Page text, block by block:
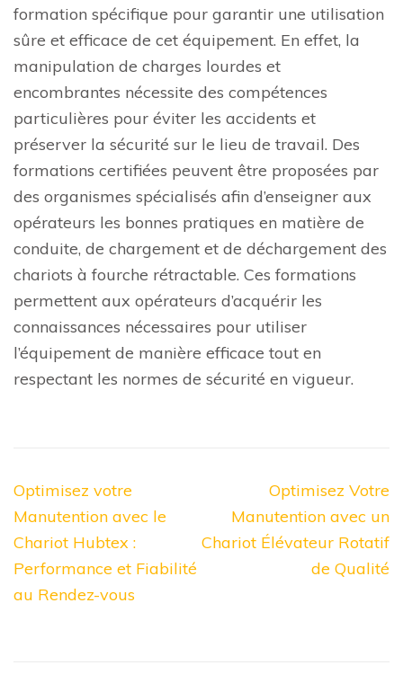
formation spécifique pour garantir une utilisation
sûre et efficace de cet équipement. En effet, la
manipulation de charges lourdes et
encombrantes nécessite des compétences
particulières pour éviter les accidents et
préserver la sécurité sur le lieu de travail. Des
formations certifiées peuvent être proposées par
des organismes spécialisés afin d’enseigner aux
opérateurs les bonnes pratiques en matière de
conduite, de chargement et de déchargement des
chariots à fourche rétractable. Ces formations
permettent aux opérateurs d’acquérir les
connaissances nécessaires pour utiliser
l’équipement de manière efficace tout en
respectant les normes de sécurité en vigueur.
Navigation
de
l’article
Optimisez votre
Manutention avec le
Chariot Hubtex :
Performance et Fiabilité
au Rendez-vous
Optimisez Votre
Manutention avec un
Chariot Élévateur Rotatif
de Qualité